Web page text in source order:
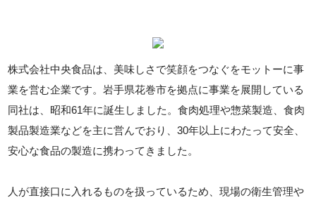
株式会社中央食品は、美味しさで笑顔をつなぐをモットーに事
業を営む企業です。岩手県花巻市を拠点に事業を展開している
同社は、昭和61年に誕生しました。食肉処理や惣菜製造、食肉
製品製造業などを主に営んでおり、30年以上にわたって安全、
安心な食品の製造に携わってきました。
人が直接口に入れるものを扱っているため、現場の衛生管理や